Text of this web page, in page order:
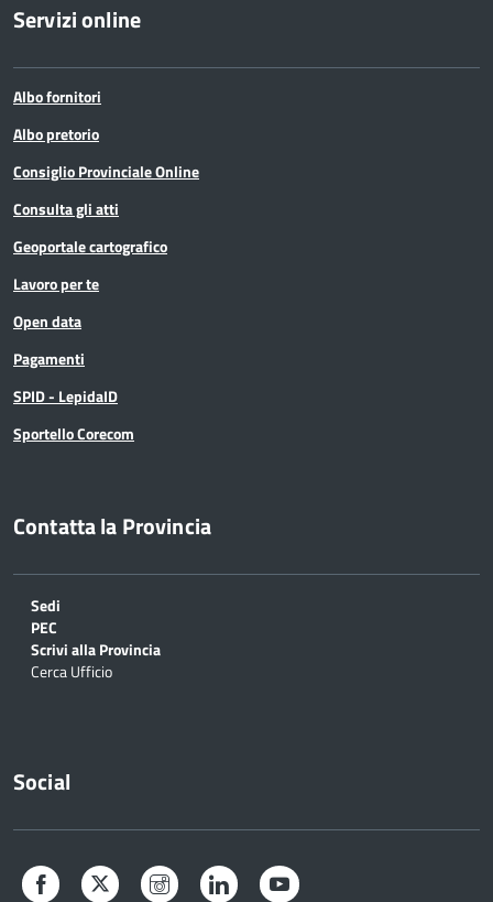
Servizi online
Albo fornitori
Albo pretorio
Consiglio Provinciale Online
Consulta gli atti
Geoportale cartografico
Lavoro per te
Open data
Pagamenti
SPID - LepidaID
Sportello Corecom
Contatta la Provincia
Sedi
PEC
Scrivi alla Provincia
Cerca Ufficio
Social
Facebook Twitter Instagram LinkedIn